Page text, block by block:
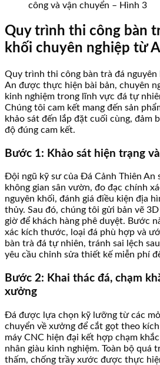
công và vận chuyển – Hình 3
Quy trình thi công bàn
khối chuyên nghiệp từ
Quy trình thi công bàn trà đá
An được thực hiện bài bản, chuyên
kinh nghiệm trong lĩnh vực đá tự
Chúng tôi cam kết mang đến sản
khảo sát đến lắp đặt cuối cùng, đảm
độ đúng cam kết.
Bước 1: Khảo sát hiện trạng
Đội ngũ kỹ sư của Đá Cảnh Thiên An
không gian sân vườn, đo đạc chính
nguyên khối, đánh giá điều kiện địa
thủy. Sau đó, chúng tôi gửi bản vẽ
giờ để khách hàng phê duyệt. Bước
xác kích thước, loại đá phù hợp và
bàn trà đá tự nhiên, tránh sai lệch
yêu cầu chỉnh sửa thiết kế miễn phí
Bước 2: Khai thác đá, chạm
xưởng
Đá được lựa chọn kỹ lưỡng từ các
chuyển về xưởng để cắt gọt theo
máy CNC hiện đại kết hợp chạm
nhân giàu kinh nghiệm. Toàn bộ quá
thấm, chống trầy xước được thực